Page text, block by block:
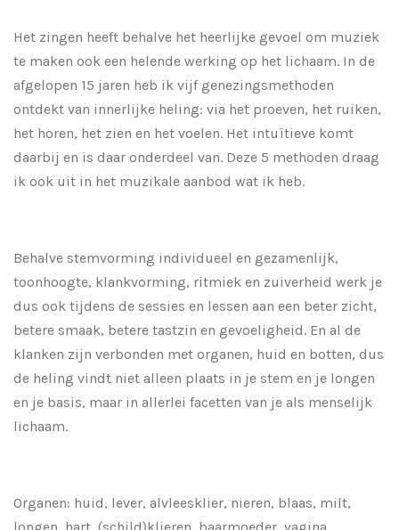
Het zingen heeft behalve het heerlijke gevoel om muziek
te maken ook een helende werking op het lichaam. In de
afgelopen 15 jaren heb ik vijf genezingsmethoden
ontdekt van innerlijke heling: via het proeven, het ruiken,
het horen, het zien en het voelen. Het intuïtieve komt
daarbij en is daar onderdeel van. Deze 5 methoden draag
ik ook uit in het muzikale aanbod wat ik heb.
Behalve stemvorming individueel en gezamenlijk,
toonhoogte, klankvorming, ritmiek en zuiverheid werk je
dus ook tijdens de sessies en lessen aan een beter zicht,
betere smaak, betere tastzin en gevoeligheid. En al de
klanken zijn verbonden met organen, huid en botten, dus
de heling vindt niet alleen plaats in je stem en je longen
en je basis, maar in allerlei facetten van je als menselijk
lichaam.
Organen: huid, lever, alvleesklier, nieren, blaas, milt,